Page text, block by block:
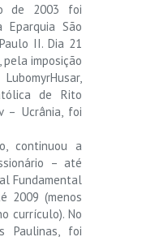
de 2003 foi
Eparquia São
II. Dia 21
pela imposição
de Rito
– Ucrânia, foi
continuou a
– até
Fundamental
2009 (menos
currículo). No
Paulinas, foi